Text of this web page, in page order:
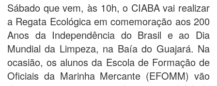
Sábado que vem, às 10h, o CIABA vai realizar
a Regata Ecológica em comemoração aos 200
Anos da Independência do Brasil e ao Dia
Mundial da Limpeza, na Baía do Guajará. Na
ocasião, os alunos da Escola de Formação de
Oficiais da Marinha Mercante (EFOMM) vão